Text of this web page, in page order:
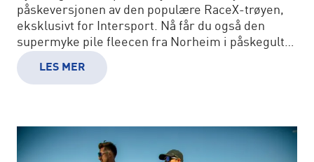
påskeversjonen av den populære RaceX-trøyen,
eksklusivt for Intersport. Nå får du også den
supermyke pile fleecen fra Norheim i påskegult.
Hva venter du på?
LES MER